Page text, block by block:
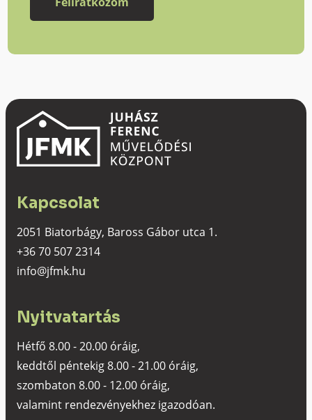
Kapcsolat
2051 Biatorbágy, Baross Gábor utca 1.
+36 70 507 2314
info@jfmk.hu
Nyitvatartás
Hétfő 8.00 - 20.00 óráig,
keddtől péntekig 8.00 - 21.00 óráig,
szombaton 8.00 - 12.00 óráig,
valamint rendezvényekhez igazodóan.